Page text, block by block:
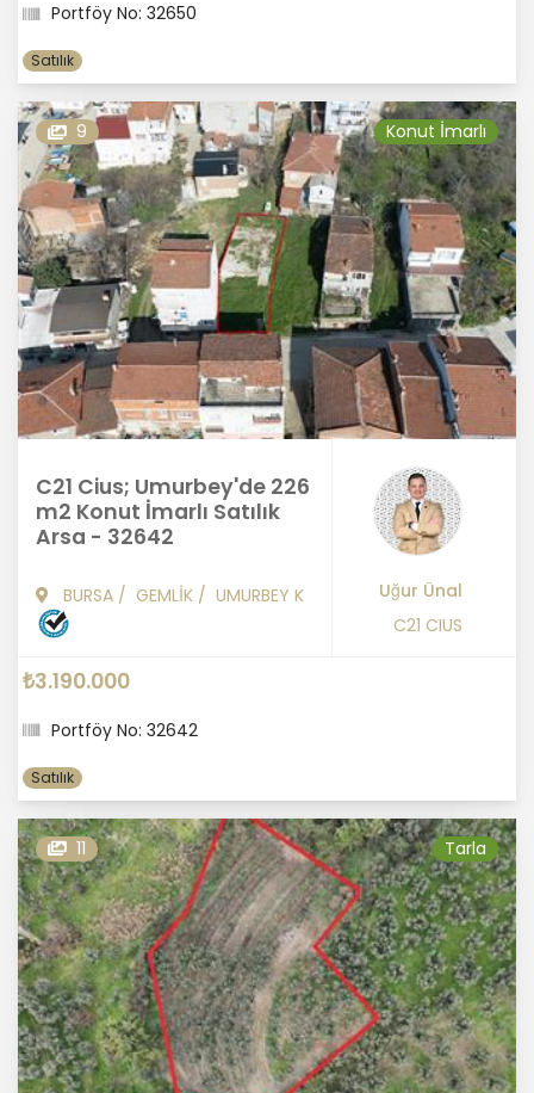
Portföy No: 32650
Satılık
9 Konut İmarlı
C21 Cius; Umurbey'de 226
m2 Konut İmarlı Satılık
Arsa - 32642
BURSA / GEMLİK / UMURBEY K
Uğur Ünal
C21 CIUS
₺3.190.000
Portföy No: 32642
Satılık
11 Tarla